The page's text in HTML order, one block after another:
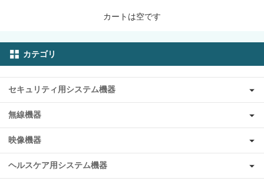
カートは空です
カテゴリ
セキュリティ用システム機器
無線機器
映像機器
ヘルスケア用システム機器